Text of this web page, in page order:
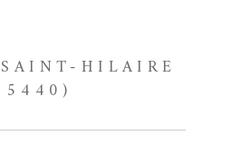
HILAIRE